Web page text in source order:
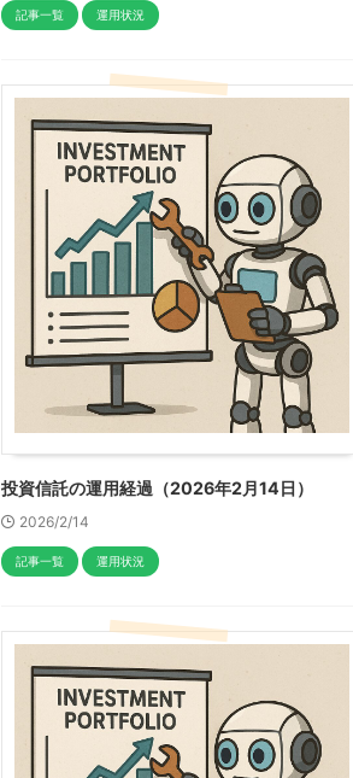
記事一覧 運用状況
投資信託の運用経過（2026年2月14日）
2026/2/14
記事一覧 運用状況